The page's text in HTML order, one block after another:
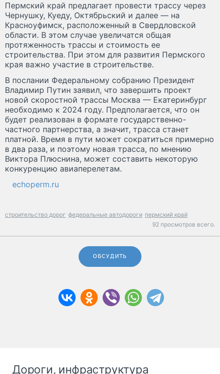
Пермский край предлагает провести трассу через
Чернушку, Куеду, Октябрьский и далее — на
Красноуфимск, расположенный в Свердловской
области. В этом случае увеличатся общая
протяженность трассы и стоимость ее
строительства. При этом для развития Пермского
края важно участие в строительстве.
В послании Федеральному собранию Президент
Владимир Путин заявил, что завершить проект
новой скоростной трассы Москва — Екатеринбург
необходимо к 2024 году. Предполагается, что он
будет реализован в формате государственно-
частного партнерства, а значит, трасса станет
платной. Время в пути может сократиться примерно
в два раза, и поэтому новая трасса, по мнению
Виктора Плюснина, может составить некоторую
конкуренцию авиаперелетам.
echoperm.ru
строительство дорог федеральные автодороги пермский край
92 просмотров всего.
ОБСУДИТЬ
Дороги, инфраструктура